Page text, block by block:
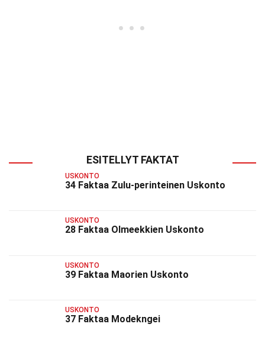
ESITELLYT FAKTAT
USKONTO
34 Faktaa Zulu-perinteinen Uskonto
USKONTO
28 Faktaa Olmeekkien Uskonto
USKONTO
39 Faktaa Maorien Uskonto
USKONTO
37 Faktaa Modekngei